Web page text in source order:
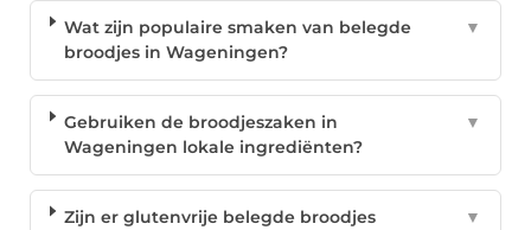
Wat zijn populaire smaken van belegde
broodjes in Wageningen?
▼
Gebruiken de broodjeszaken in
Wageningen lokale ingrediënten?
▼
Zijn er glutenvrije belegde broodjes
▼